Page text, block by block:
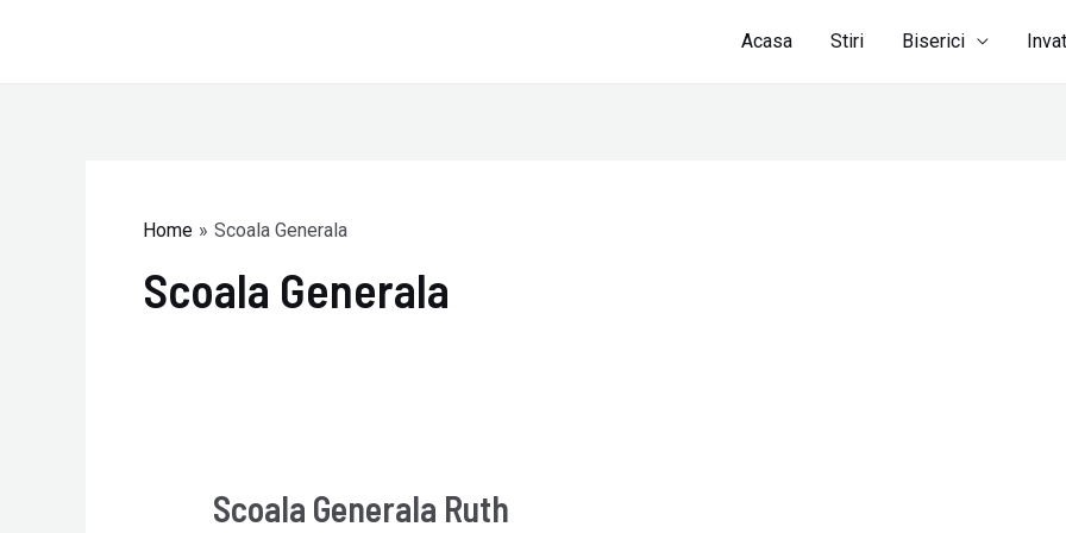
Acasa Stiri Biserici
Home Scoala Generala
Scoala Generala
Scoala Generala Ruth
Scoala